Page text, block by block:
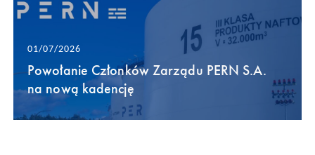
01/07/2026
Powołanie Członków Zarządu PERN S.A.
na nową kadencję